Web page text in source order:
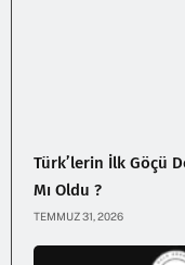
Türk’lerin İlk Göçü
Mı Oldu ?
TEMMUZ 31, 2026